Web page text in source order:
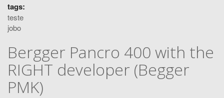
tags:
teste
jobo
Bergger Pancro 400 with the
RIGHT developer (Begger
PMK)